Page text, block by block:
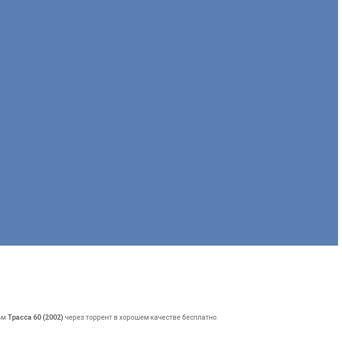
Трасса 60 (2002) через торрент в хорошем качестве бесплатно.